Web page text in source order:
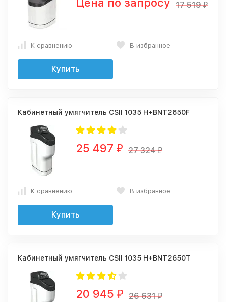
17 519₽
К сравнению В избранное
Купить
Кабинетный умягчитель CSII 1035 H+BNT2650F
25 497 ₽ 27 324₽
К сравнению В избранное
Купить
Кабинетный умягчитель CSII 1035 H+BNT2650T
20 945 ₽ 26 631₽